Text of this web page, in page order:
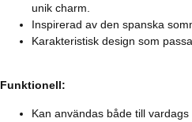
unik charm.
Inspirerad av den spanska
Karakteristisk design som
Funktionell:
Kan användas både till vardags